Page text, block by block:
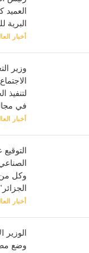
أخبار
وزير
لتنفيذ
في
أخبار
وكل
أخبار
وضع